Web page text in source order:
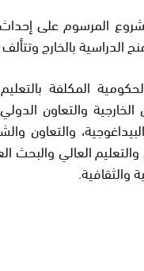
المرسوم على إحداث
الدراسية بالخارج
المكلفة
الخارجية والتعاون
والتعاون
العالي
والثقافية.